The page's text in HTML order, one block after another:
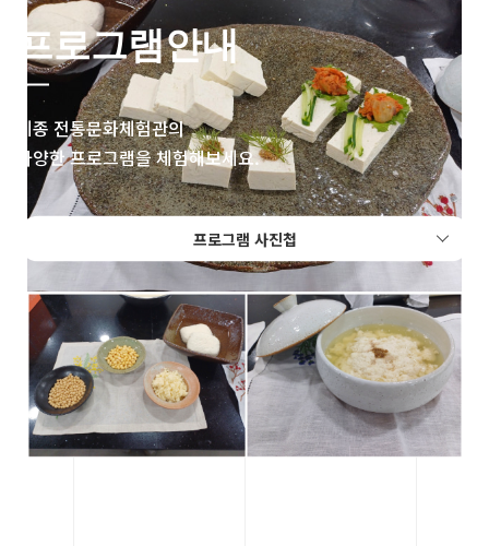
프로그램안내
세종 전통문화체험관의
다양한 프로그램을 체험해보세요.
프로그램 사진첩